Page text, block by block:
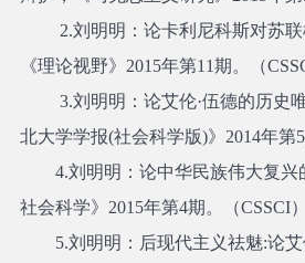
2.刘明明：论卡利尼科斯对苏联
《理论视野》2015年第11期。（
3.刘明明：论艾伦·伍德的历史
北大学学报(社会科学版)》2014年第5
4.刘明明：论中华民族伟大复兴
社会科学》2015年第4期。（CSSCI）
5.刘明明：后现代主义祛魅:论